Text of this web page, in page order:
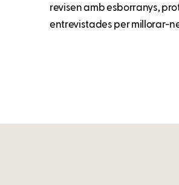
revisen amb esborranys,
entrevistades per millorar-